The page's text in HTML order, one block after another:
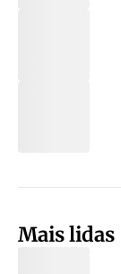
Mais lidas